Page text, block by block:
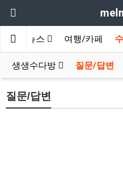
지구촌뉴스 여행/카페
생생수다방 질문/답변
질문/답변